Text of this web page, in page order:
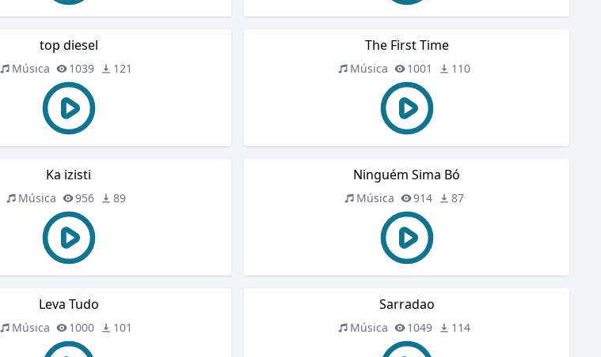
top diesel
Música 1039 121
The First Time
Música 1001 110
Ka izisti
Música 956 89
Ninguém Sima Bó
Música 914 87
Leva Tudo
Música 1000 101
Sarradao
Música 1049 114